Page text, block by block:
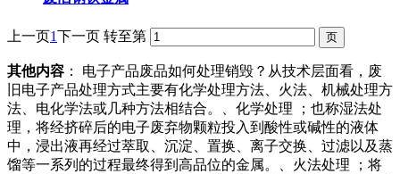
上一页1下一页 转至第
其他内容 ： 电子产品废品如何处理销毁？从技术层面看，废
旧电子产品处理方式主要有化学处理方法、火法、机械处理方
法、电化学法或几种方法相结合。、化学处理 ；也称湿法处
理，将经挤碎后的电子废弃物颗粒投入到酸性或碱性的液体
中，浸出液再经过萃取、沉淀、置换、离子交换、过滤以及蒸
馏等一系列的过程最终得到高品位的金属。、火法处理 ；将